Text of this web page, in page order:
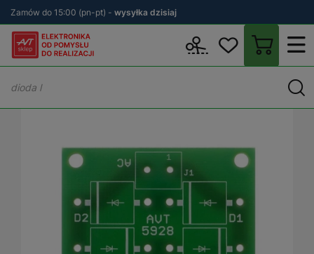
Zamów do 15:00 (pn-pt) - wysyłka dzisiaj
PCB -